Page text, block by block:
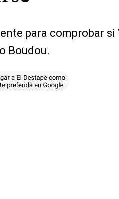
para comprobar
Boudou.